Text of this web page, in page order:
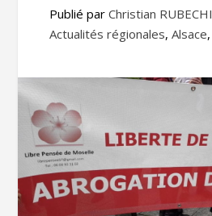
Publié par Christian RUBECHI
Actualités régionales, Alsace,